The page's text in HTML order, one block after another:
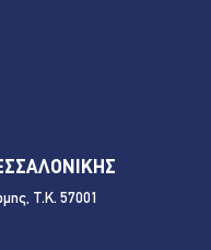
Τ.Κ. 57001